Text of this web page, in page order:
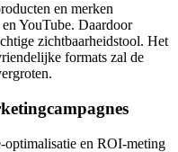
en merken
YouTube. Daardoor
zichtbaarheidstool. Het
formats zal de
optimalisatie en ROI-meting